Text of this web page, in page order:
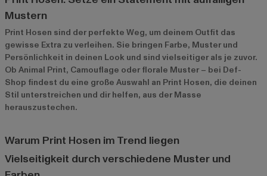
Mustern
Print Hosen sind der perfekte Weg, um deinem Outfit das
gewisse Extra zu verleihen. Sie bringen Farbe, Muster und
Persönlichkeit in deinen Look und sind vielseitiger als je zuvor.
Ob Animal Print, Camouflage oder florale Muster – bei Def-
Shop findest du eine große Auswahl an Print Hosen, die deinen
Stil unterstreichen und dir helfen, aus der Masse
herauszustechen.
Warum Print Hosen im Trend liegen
Vielseitigkeit durch verschiedene Muster und